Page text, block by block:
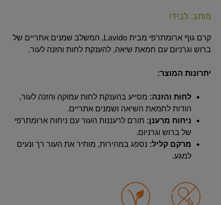
מותג: לבידו
קרם גוף ארומתרפי מבית Lavido, המשלב שמנים אתריים של
ברוש וגרניום עם חמאת שיאה, להענקת לחות והזנה לעור.
יתרונות המוצר:
לחות והזנה: מסייע בהענקת לחות עמוקה והזנה לעור,
הודות לחמאת השיאה ושמנים אתריים.
ניחוח מרענן: תורם לרעננות העור עם ניחוח ארומתרפי
של ברוש וגרניום.
מרקם קליל: נספג במהירות, מותיר את העור רך ונעים
למגע.